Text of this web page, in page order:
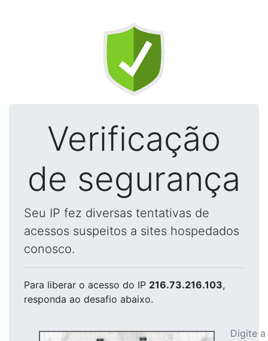
Verificação
de segurança
Seu IP fez diversas tentativas de
acessos suspeitos a sites hospedados
conosco.
Para liberar o acesso do IP 216.73.216.103,
responda ao desafio abaixo.
Digite